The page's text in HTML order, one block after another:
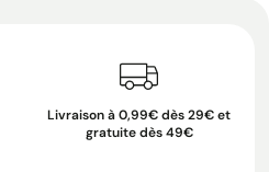
Livraison à 0,99€ dès 29€ et
gratuite dès 49€